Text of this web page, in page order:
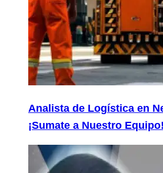
Analista de Logística en
¡Sumate a Nuestro Equipo!